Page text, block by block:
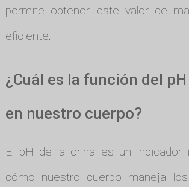
permite obtener este valor de
eficiente.
¿Cuál es la función del
en nuestro cuerpo?
El pH de la orina es un indicador
cómo nuestro cuerpo maneja